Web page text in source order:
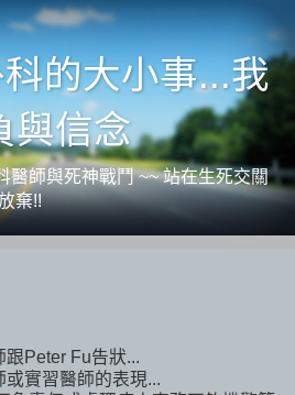
的大小事...我
與信念
醫師與死神戰鬥 ~~ 站在生死交關
棄!!
跟Peter Fu告狀...
實習醫師的表現...